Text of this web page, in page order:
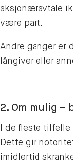
aksjonæravtale
være part.
Andre ganger er
långiver eller
2. Om mulig –
I de fleste
Dette gir
imidlertid